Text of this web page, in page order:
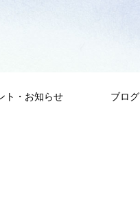
ト・お知らせ ブログ